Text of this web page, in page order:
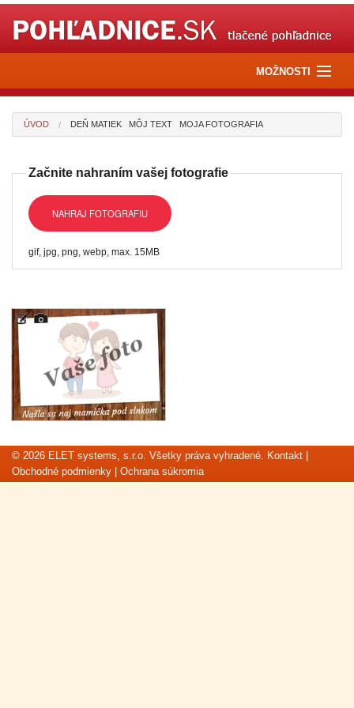
MOŽNOSTI
Pošli kvety
Pošli darček
ÚVOD DEŇ MATIEK MÔJ TEXT MOJA FOTOGRAFIA
Začnite nahraním vašej fotografie
NAHRAJ FOTOGRAFIU
gif, jpg, png, webp, max. 15MB
© 2026 ELET systems, s.r.o. Všetky práva vyhradené. Kontakt
Obchodné podmienky
Ochrana súkromia